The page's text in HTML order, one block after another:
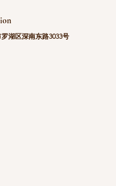
湖区深南东路3033号